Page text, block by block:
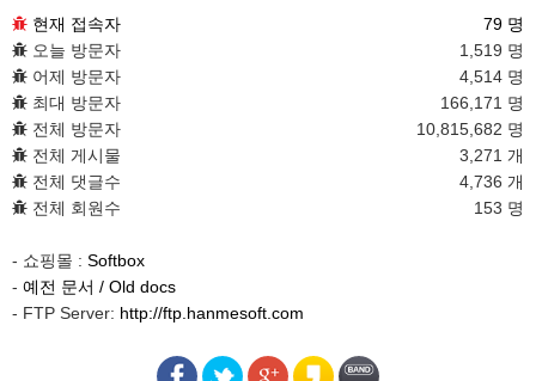
현재 접속자
79 명
오늘 방문자
1,519 명
어제 방문자
4,514 명
최대 방문자
166,171 명
전체 방문자
10,815,682 명
전체 게시물
3,271 개
전체 댓글수
4,736 개
전체 회원수
153 명
- 쇼핑몰 : Softbox
- 예전 문서 / Old docs
- FTP Server: http://ftp.hanmesoft.com